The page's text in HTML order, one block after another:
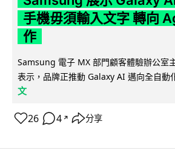
手機毋須輸入文字 轉向
作
Samsung 電子 MX 部門顧客體驗辦公室
表示，品牌正推動 Galaxy AI 邁向全自動
文
26 4 ↗ 分享